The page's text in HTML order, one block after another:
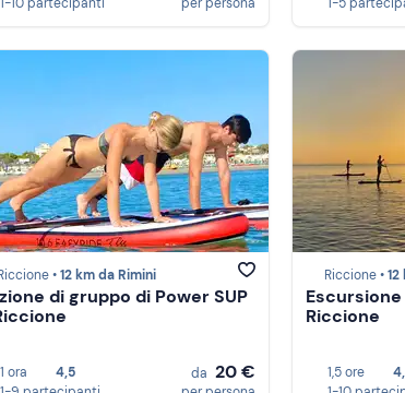
•12 km da Rimini
di gruppo di Power SUP
1 ora
4,5
da 20 €
Riccione •
Escursione
Riccione
1,5 ore